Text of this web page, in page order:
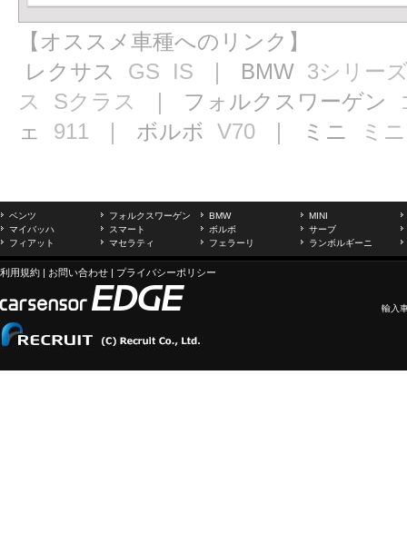
【オススメ車種へのリンク】
レクサス GS IS ｜ BMW 3シリー
ス
Sクラス ｜ フォルクスワーゲン
ェ 911 ｜ ボルボ V70 ｜ ミニ ミニ
ベンツ フォルクスワーゲン BMW
MINI
マイバッハ
スマート ボルボ
サーブ
フィアット
マセラティ フェラーリ ランボルギーニ
利用規約 | お問い合わせ | プライバシーポリシー
輸入